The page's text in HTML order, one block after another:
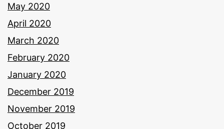
May 2020
April 2020
March 2020
February 2020
January 2020
December 2019
November 2019
October 2019